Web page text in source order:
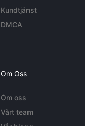
Kundtjänst
DMCA
Om Oss
Om oss
Vårt team